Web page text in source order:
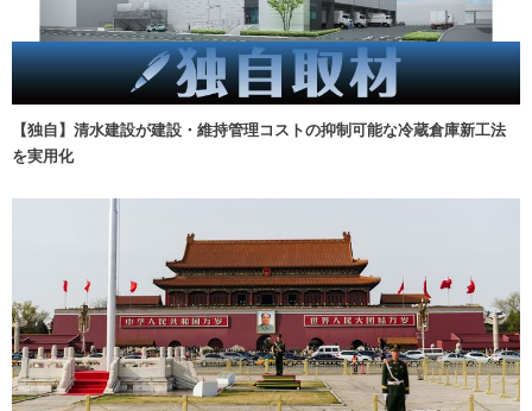
【独自】清水建設が建設・維持管理コストの抑制可能な冷蔵倉庫新工法
を実用化